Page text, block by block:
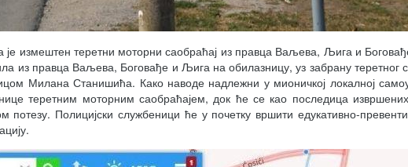
измештен теретни моторни саобраћај из правца Ваљева, Љига и
из правца Ваљева, Боговађе и Љига на обилазницу, уз забрану
Милана Станишића. Како наводе надлежни у мионичкој локалној
теретним моторним саобраћајем, док ће се као последица
потезу. Полицијски службеници ће у почетку вршити едукативно-